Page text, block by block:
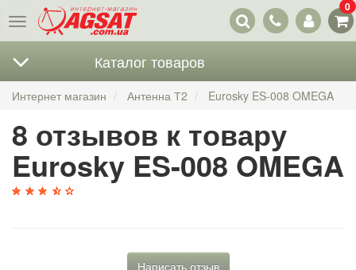
Меню
Наши
контакты
0
Каталог товаров
Интернет магазин Антенна Т2 Eurosky ES-008 OMEGA
8 отзывов к товару
Eurosky ES-008 OMEGA
Написать отзыв